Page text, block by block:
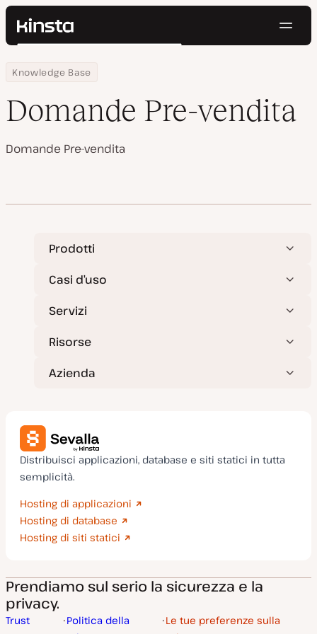
Kinsta®
Soluzioni
Risorse
Cerca
Home
Centro Risorse
Knowledge Base
Domande Pre-vendita
Domande Pre-vendita
Domande Pre-vendita
Prodotti
Casi d’uso
Servizi
Risorse
Azienda
Distribuisci applicazioni, database e siti statici in tutta
semplicità.
Hosting di applicazioni
Hosting di database
Hosting di siti statici
Prendiamo sul serio la sicurezza e la
privacy.
Trust
Politica della
Le tue preferenze sulla